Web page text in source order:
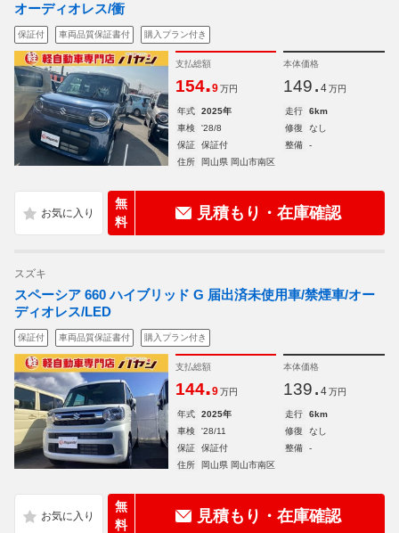
オーディオレス/衝
保証付 車両品質保証書付 購入プラン付き
支払総額
154.9 万円
本体価格
149. 4 万円
年式 2025年 走行
6km
車検
'28/8 修復
なし
保証
保証付 整備
-
住所
岡山県 岡山市南区
無
料
見積もり・在庫確認
スズキ
スペーシア 660 ハイブリッド G 届出済未使用車/禁煙車/オー
ディオレス/LED
保証付 車両品質保証書付 購入プラン付き
支払総額
144.9 万円
本体価格
139. 4 万円
年式 2025年 走行
6km
車検
'28/11 修復
なし
保証
保証付 整備
-
住所
岡山県 岡山市南区
無
料
見積もり・在庫確認